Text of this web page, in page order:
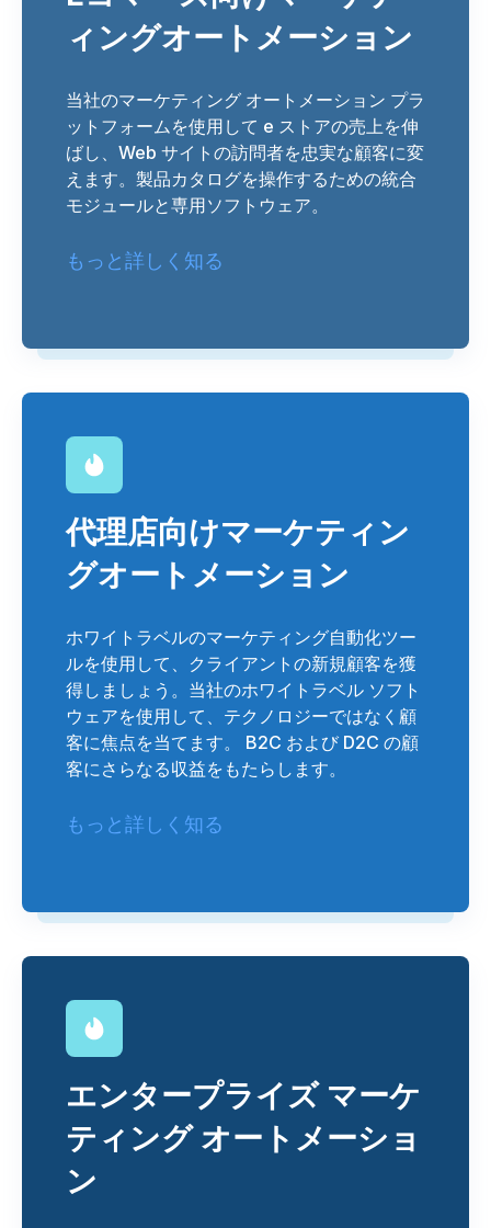
ィングオートメーション
当社のマーケティング オートメーション プラ
ットフォームを使用して e ストアの売上を伸
ばし、Web サイトの訪問者を忠実な顧客に変
えます。製品カタログを操作するための統合
モジュールと専用ソフトウェア。
もっと詳しく知る
代理店向けマーケティン
グオートメーション
ホワイトラベルのマーケティング自動化ツー
ルを使用して、クライアントの新規顧客を獲
得しましょう。当社のホワイトラベル ソフト
ウェアを使用して、テクノロジーではなく顧
客に焦点を当てます。 B2C および D2C の顧
客にさらなる収益をもたらします。
もっと詳しく知る
エンタープライズ マーケ
ティング オートメーショ
ン